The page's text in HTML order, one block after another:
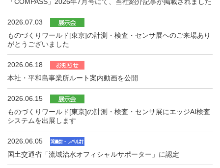
2026.07.03
ものづくりワールド[東京]の計測・検査・センサ展へのご来場あり
がとうございました
2026.06.18
本社・平和島事業所ルート案内動画を公開
2026.06.15
ものづくりワールド[東京]の計測・検査・センサ展にエッジAI検査
システムを出展します
2026.06.05
国土交通省「流域治水オフィシャルサポーター」に認定